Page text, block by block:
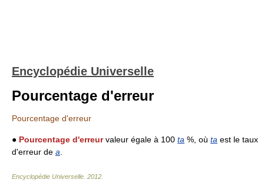
Encyclopédie Universelle
Pourcentage d'erreur
Pourcentage d'erreur
● Pourcentage d'erreurvaleur égale à 100 ta %, où ta est le taux
d'erreur de a
Encyclopédie Universelle 2012